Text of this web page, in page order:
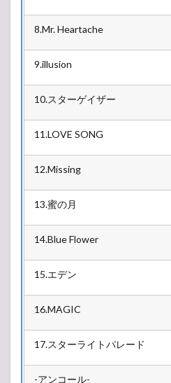
8.Mr. Heartache
9.illusion
10.スターゲイザー
11.LOVE SONG
12.Missing
13.蜜の月
14.Blue Flower
15.エデン
16.MAGIC
17.スターライトパレード
-アンコール-